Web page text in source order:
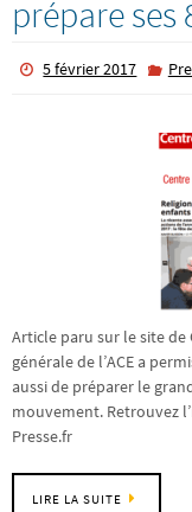
prépare ses
5 février 2017
Article paru sur le site de
générale de l’ACE a
aussi de préparer le
mouvement. Retrouvez
Presse.fr
LIRE LA SUITE